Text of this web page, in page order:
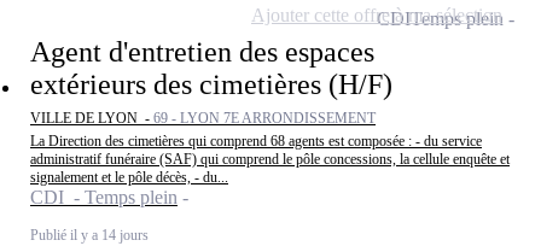
Agent d'entretien des espaces
extérieurs des cimetières (H/F)
VILLE DE LYON - 69 - LYON 7E ARRONDISSEMENT
La Direction des cimetières qui comprend 68 agents est composée : - du service
administratif funéraire (SAF) qui comprend le pôle concessions, la cellule enquête et
signalement et le pôle décès, - du...
CDI - Temps plein
Publié il y a 14 jours
CDITemps plein
Ajouter cette offre à ma sélection